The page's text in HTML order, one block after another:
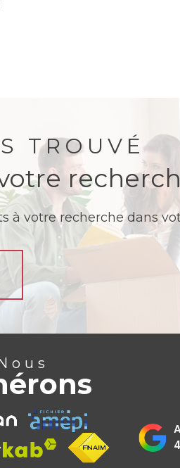
TROUVÉ
à votre recherche dans